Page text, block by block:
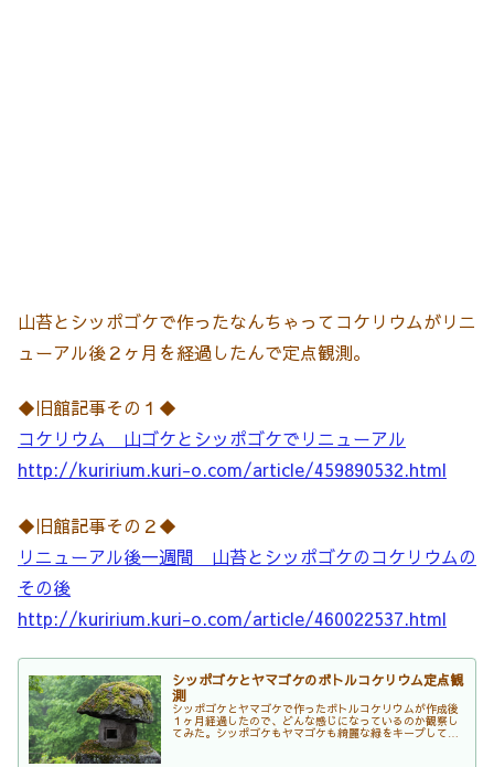
山苔とシッポゴケで作ったなんちゃってコケリウムがリニ
ューアル後２ヶ月を経過したんで定点観測。
◆旧館記事その１◆
コケリウム 山ゴケとシッポゴケでリニューアル
http://kuririum.kuri-o.com/article/459890532.html
◆旧館記事その２◆
リニューアル後一週間 山苔とシッポゴケのコケリウムの
その後
http://kuririum.kuri-o.com/article/460022537.html
シッポゴケとヤマゴケのボトルコケリウム定点観
測
シッポゴケとヤマゴケで作ったボトルコケリウムが作成後
１ヶ月経過したので、どんな感じになっているのか観察し
てみた。シッポゴケもヤマゴケも綺麗な緑をキープしてお